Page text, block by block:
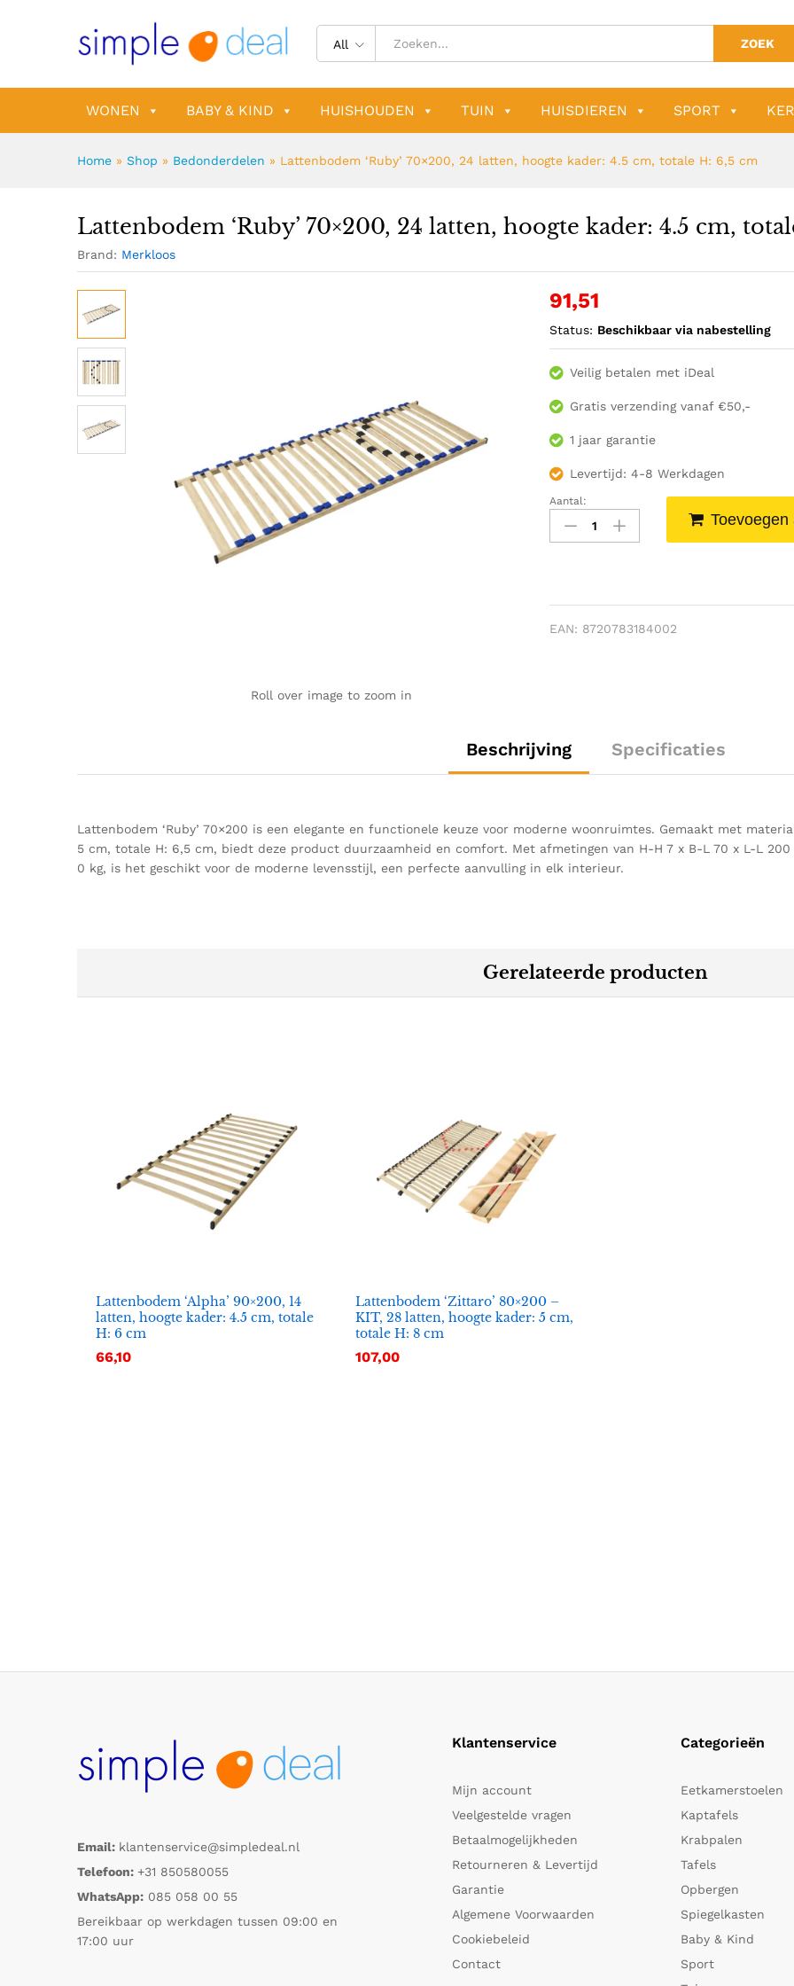
All ZOEK
WONEN BABY & KIND HUISHOUDEN TUIN HUISDIEREN SPORT
Home » Shop » Bedonderdelen » Lattenbodem ‘Ruby’ 70×200, 24 latten, hoogte kader: 4.5 cm, totale H: 6,5 cm
Lattenbodem ‘Ruby’ 70×200, 24 latten, hoogte kader: 4.5 cm,
Brand: Merkloos
Roll over image to zoom in
91,51
Status: Beschikbaar via nabestelling
Veilig betalen met iDeal
Gratis verzending vanaf €50,-
1 jaar garantie
Levertijd: 4-8 Werkdagen
Lattenbodem
'Ruby'
70x200,
hoogte
kader:
Aantal
Aantal:
EAN: 8720783184002
Beschrijving Specificaties
Lattenbodem ‘Ruby’ 70×200 is een elegante en functionele keuze voor moderne woonruimtes. Gemaakt met
5 cm, totale H: 6,5 cm, biedt deze product duurzaamheid en comfort. Met afmetingen van H-H 7 x B-L 70 x L-L 200
0 kg, is het geschikt voor de moderne levensstijl, een perfecte aanvulling in elk interieur.
Gerelateerde producten
Lattenbodem ‘Alpha’ 90×200, 14
latten, hoogte kader: 4.5 cm, totale
H: 6 cm
66,10
Lattenbodem ‘Zittaro’ 80×200 –
KIT, 28 latten, hoogte kader: 5 cm,
totale H: 8 cm
107,00
Email: klantenservice@simpledeal.nl
Telefoon: +31 850580055
WhatsApp: 085 058 00 55
Bereikbaar op werkdagen tussen 09:00 en
17:00 uur
Klantenservice
Mijn account
Veelgestelde vragen
Betaalmogelijkheden
Retourneren & Levertijd
Garantie
Algemene Voorwaarden
Cookiebeleid
Contact
Categorieën
Eetkamerstoelen
Kaptafels
Krabpalen
Tafels
Opbergen
Spiegelkasten
Baby & Kind
Sport
Beschrijving Specificaties